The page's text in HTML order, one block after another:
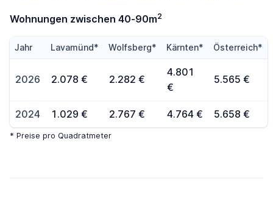
Wohnungen zwischen 40-90m2
Jahr Lavamünd* Wolfsberg* Kärnten* Österreich*
2026 2.078 € 2.282 €
4.801
€
5.565 €
2024 1.029 € 2.767 € 4.764 € 5.658 €
* Preise pro Quadratmeter